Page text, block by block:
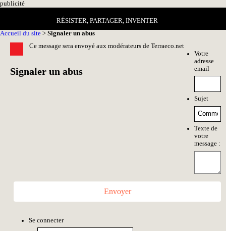
publicité
RÉSISTER, PARTAGER, INVENTER
Accueil du site > Signaler un abus
Ce message sera envoyé aux modérateurs de Terraeco.net
Signaler un abus
Votre
adresse
email
Sujet
Texte de
votre
message :
Envoyer
Se connecter